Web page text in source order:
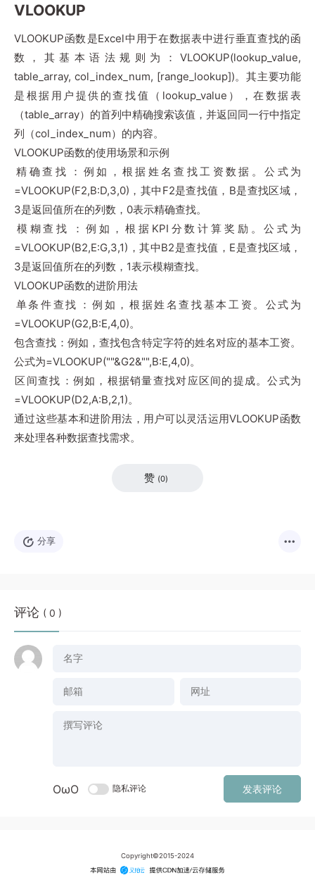
VLOOKUP
‌VLOOKUP函数‌是Excel中用于在数据表中进行垂直查找的函
数，其基本语法规则为：VLOOKUP(lookup_value,
table_array, col_index_num, [range_lookup])。其主要功能
是根据用户提供的查找值（lookup_value），在数据表
（table_array）的首列中精确搜索该值，并返回同一行中指定
列（col_index_num）的内容‌。
VLOOKUP函数的使用场景和示例
‌精确查找‌：例如，根据姓名查找工资数据。公式为
=VLOOKUP(F2,B:D,3,0)，其中F2是查找值，B是查找区域，
3是返回值所在的列数，0表示精确查找‌。
‌模糊查找‌：例如，根据KPI分数计算奖励。公式为
=VLOOKUP(B2,E:G,3,1)，其中B2是查找值，E是查找区域，
3是返回值所在的列数，1表示模糊查找‌。
VLOOKUP函数的进阶用法
‌单条件查找‌：例如，根据姓名查找基本工资。公式为
=VLOOKUP(G2,B:E,4,0)‌。
‌包含查找‌：例如，查找包含特定字符的姓名对应的基本工资。
公式为=VLOOKUP(""&G2&"",B:E,4,0)‌。
‌区间查找‌：例如，根据销量查找对应区间的提成。公式为
=VLOOKUP(D2,A:B,2,1)‌。
通过这些基本和进阶用法，用户可以灵活运用VLOOKUP函数
来处理各种数据查找需求。
赞 (0)
分享
评论 ( 0 )
OωO 隐私评论 发表评论
Copyright©2015-2024